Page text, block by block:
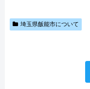
埼玉県飯能市について